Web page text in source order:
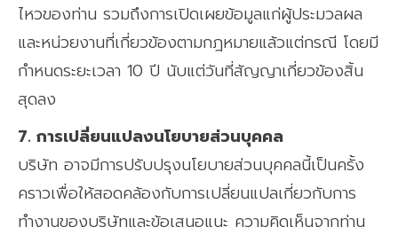
ไหวของท่าน รวมถึงการเปิดเผยข้อมูลแก่ผู้ประมวลผล
และหน่วยงานที่เกี่ยวข้องตามกฎหมายแล้วแต่กรณี โดยมี
กำหนดระยะเวลา 10 ปี นับแต่วันที่สัญญาเกี่ยวข้องสิ้น
สุดลง
7. การเปลี่ยนแปลงนโยบายส่วนบุคคล
บริษัท อาจมีการปรับปรุงนโยบายส่วนบุคคลนี้เป็นครั้ง
คราวเพื่อให้สอดคล้องกับการเปลี่ยนแปลเกี่ยวกับการ
ทำงานของบริษัทและข้อเสนอแนะ ความคิดเห็นจากท่าน